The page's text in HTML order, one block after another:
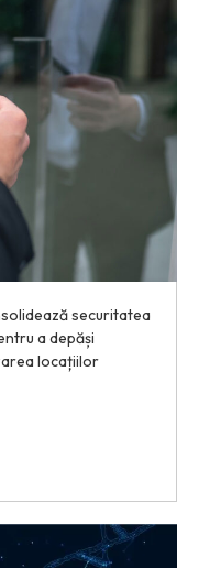
securitatea
a depăși
locațiilor